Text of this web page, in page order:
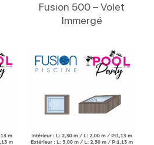
Fusion 500 – Volet
Immergé